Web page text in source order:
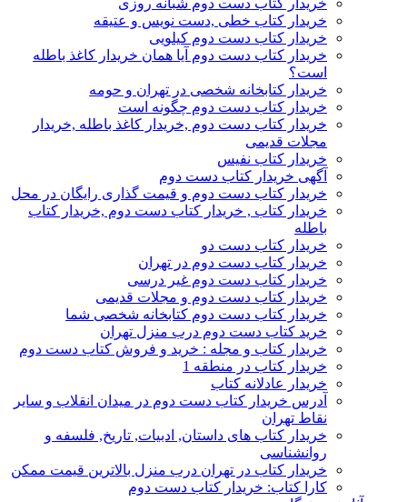
خریدار کتاب دست دوم شبانه روزی
خریدار کتاب خطی ,دست نویس و عتیقه
خریدار کتاب دست دوم کیلویی
خریدار کتاب دست دوم آیا همان خریدار کاغذ باطله
است؟
خریدار کتابخانه شخصی در تهران و حومه
خریدار کتاب دست دوم چگونه است
خریدار کتاب دست دوم ,خریدار کاغذ باطله ,خریدار
مجلات قدیمی
خریدار کتاب نفیس
آگهی خریدار کتاب دست دوم
خریدار کتاب دست دوم و قیمت گذاری رایگان در محل
خریدار کتاب , خریدار کتاب دست دوم ,خریدار کتاب
باطله
خریدار کتاب دست دو
خریدار کتاب دست دوم در تهران
خریدار کتاب دست دوم غیر درسی
خریدار کتاب دست دوم و مجلات قدیمی
خریدار کتاب دست دوم کتابخانه شخصی شما
خرید کتاب دست دوم درب منزل تهران
خریدار کتاب و مجله : خرید و فروش کتاب دست دوم
خریدار کتاب در منطقه 1
خریدار عادلانه کتاب
آدرس خریدار کتاب دست دوم در میدان انقلاب و سایر
نقاط تهران
خریدار کتاب های داستان, ادبیات, تاریخ, فلسفه و
روانشناسی
خریدار کتاب در تهران درب منزل بالاترین قیمت ممکن
کارا کتاب: خریدار کتاب دست دوم